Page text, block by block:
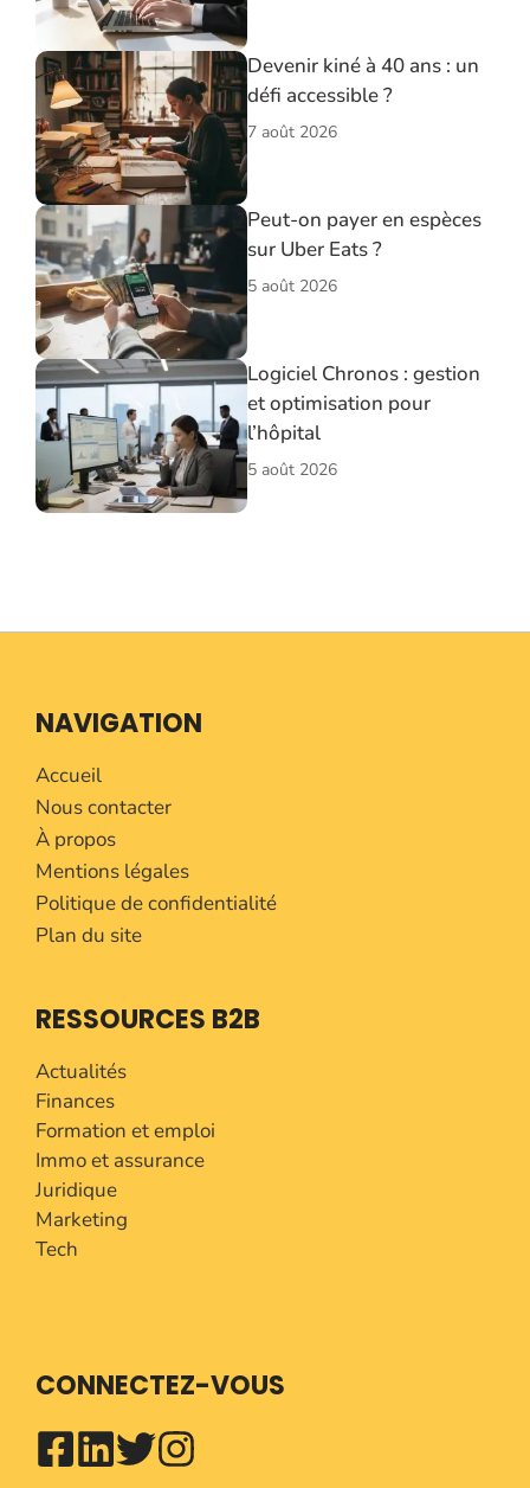
Devenir kiné à 40 ans : un
défi accessible ?
7 août 2026
Peut-on payer en espèces
sur Uber Eats ?
5 août 2026
Logiciel Chronos : gestion
et optimisation pour
l’hôpital
5 août 2026
NAVIGATION
Accueil
Nous contacter
À propos
Mentions légales
Politique de confidentialité
Plan du site
RESSOURCES B2B
Actualités
Finances
Formation et emploi
Immo et assurance
Juridique
Marketing
Tech
CONNECTEZ-VOUS